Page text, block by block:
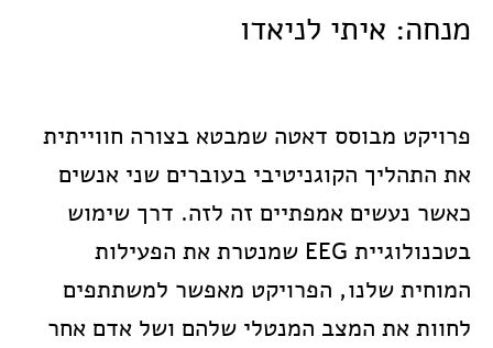
מנחה: איתי לניאדו
פרויקט מבוסס דאטה שמבטא בצורה חווייתית
את התהליך הקוגניטיבי בעוברים שני אנשים
כאשר נעשים אמפתיים זה לזה. דרך שימוש
בטכנולוגיית EEG שמנטרת את הפעילות
המוחית שלנו, הפרויקט מאפשר למשתתפים
לחוות את המצב המנטלי שלהם ושל אדם אחר